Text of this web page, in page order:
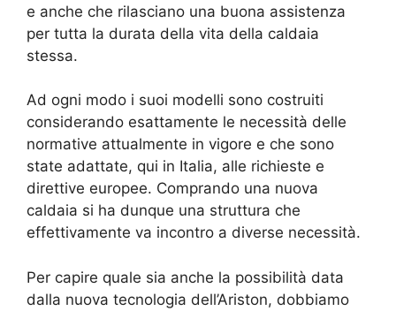
e anche che rilasciano una buona assistenza
per tutta la durata della vita della caldaia
stessa.
Ad ogni modo i suoi modelli sono costruiti
considerando esattamente le necessità delle
normative attualmente in vigore e che sono
state adattate, qui in Italia, alle richieste e
direttive europee. Comprando una nuova
caldaia si ha dunque una struttura che
effettivamente va incontro a diverse necessità.
Per capire quale sia anche la possibilità data
dalla nuova tecnologia dell’Ariston, dobbiamo